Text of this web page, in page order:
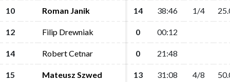
10 Roman Janik 14 38:46 1/4
12 Filip Drewniak 0 00:12
14 Robert Cetnar 0 21:48
15 Mateusz Szwed 13 31:08 4/8
10 Roman Janik 14 38:46 1/4
12 Filip Drewniak 0 00:12
14 Robert Cetnar 0 21:48
15 Mateusz Szwed 13 31:08 4/8